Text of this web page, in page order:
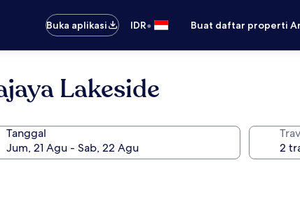
Buka aplikasi
IDR• Buat daftar properti
Lakeside
Tanggal